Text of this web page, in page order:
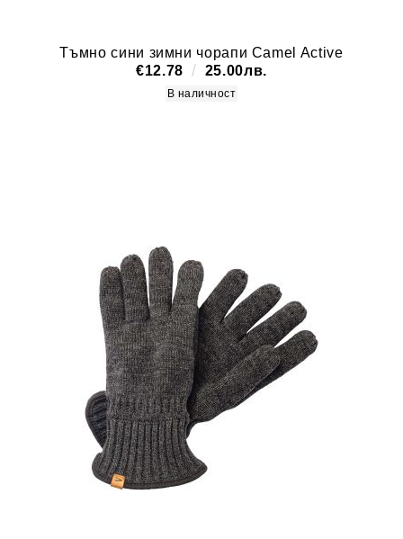
Тъмно сини зимни чорапи Camel Active
€12.78
25.00лв.
В наличност